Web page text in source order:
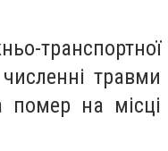
травми
помер на місці